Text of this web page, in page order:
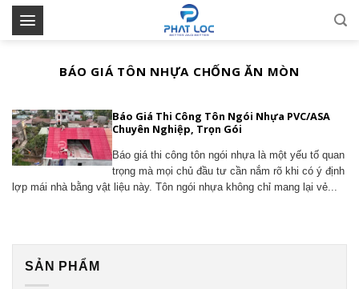
Skip
BÁO GIÁ TÔN NHỰA CHỐNG ĂN MÒN
SẢN PHẨM
Báo Giá Thi Công Tôn Ngói Nhựa PVC/ASA
Chuyên Nghiệp, Trọn Gói
Báo giá thi công tôn ngói nhựa là một yếu tố quan
trọng mà mọi chủ đầu tư cần nắm rõ khi có ý định
lợp mái nhà bằng vật liệu này. Tôn ngói nhựa không chỉ mang lại vẻ...